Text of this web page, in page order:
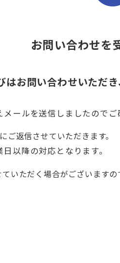
お問い合わせを
はお問い合わせいただ
ールを送信しましたのでご
返信させていただきます。
以降の対応となります。
いただく場合がございますの